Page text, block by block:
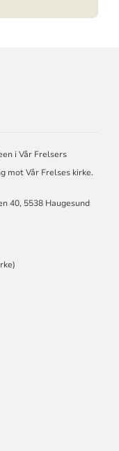
i Vår Frelsers
mot Vår Frelses kirke.
40, 5538 Haugesund